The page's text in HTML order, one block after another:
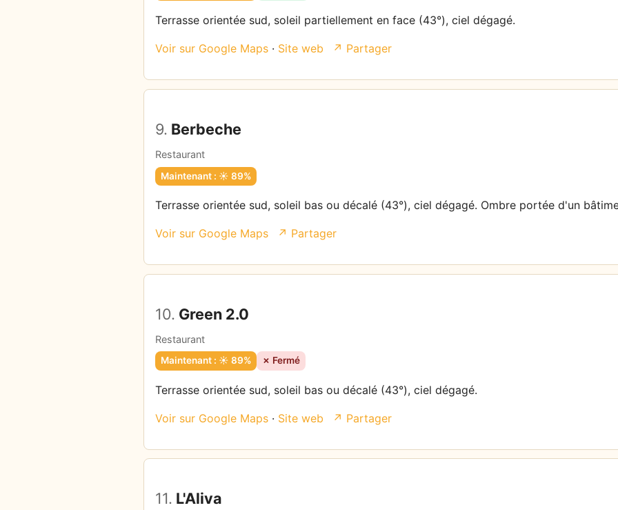
Terrasse orientée sud, soleil partiellement en face (43°), ciel dégagé.
Voir sur Google Maps · Site web ↗ Partager
9. Berbeche
Restaurant
Maintenant : ☀️ 89%
Terrasse orientée sud, soleil bas ou décalé (43°), ciel dégagé. Ombre portée d'un
Voir sur Google Maps ↗ Partager
10. Green 2.0
Restaurant
Maintenant : ☀️ 89% ✗ Fermé
Terrasse orientée sud, soleil bas ou décalé (43°), ciel dégagé.
Voir sur Google Maps · Site web ↗ Partager
11. L'Aliva